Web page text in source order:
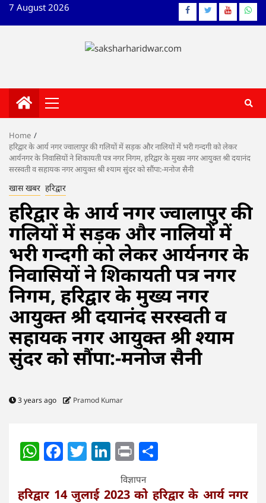
Skip7 August 2026 Facebook
TwitterYouTube
Primary
Menu
Home
हरिद्वार के आर्य नगर ज्वालापुर की गलियों में सड़क और नालियों में भरी गन्दगी को लेकर
आर्यनगर के निवासियों ने शिकायती पत्र नगर निगम, हरिद्वार के मुख्य नगर आयुक्त श्री दयानंद
सरस्वती व सहायक नगर आयुक्त श्री श्याम सुंदर को सौंपा:-मनोज सैनी
खास खबर हरिद्वार
हरिद्वार के आर्य नगर ज्वालापुर की
गलियों में सड़क और नालियों में
भरी गन्दगी को लेकर आर्यनगर के
निवासियों ने शिकायती पत्र नगर
निगम, हरिद्वार के मुख्य नगर
आयुक्त श्री दयानंद सरस्वती व
सहायक नगर आयुक्त श्री श्याम
सुंदर को सौंपा:-मनोज सैनी
3 years ago Pramod Kumar
WhatsApp
Facebook
Twitter
LinkedIn
Print
विज्ञापन
हरिद्वार 14 जुलाई 2023 को हरिद्वार के आर्य नगर